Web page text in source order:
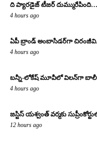
ది ప్యారడైజ్ టీజర్
4 hours ago
ఏపీ బ్రాండ్ అంబాసిడర్‌గా
4 hours ago
బన్నీ-లోకేష్ మూవీలో విలన్‌గా
4 hours ago
జస్టిస్ యశ్వంత్ వర్మకు
12 hours ago